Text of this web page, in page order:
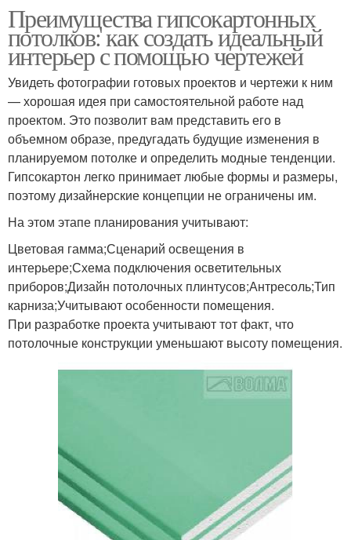
Преимущества гипсокартонных
потолков: как создать идеальный
интерьер с помощью чертежей
Увидеть фотографии готовых проектов и чертежи к ним
— хорошая идея при самостоятельной работе над
проектом. Это позволит вам представить его в
объемном образе, предугадать будущие изменения в
планируемом потолке и определить модные тенденции.
Гипсокартон легко принимает любые формы и размеры,
поэтому дизайнерские концепции не ограничены им.
На этом этапе планирования учитывают:
Цветовая гамма;Сценарий освещения в
интерьере;Схема подключения осветительных
приборов;Дизайн потолочных плинтусов;Антресоль;Тип
карниза;Учитывают особенности помещения.
При разработке проекта учитывают тот факт, что
потолочные конструкции уменьшают высоту помещения.